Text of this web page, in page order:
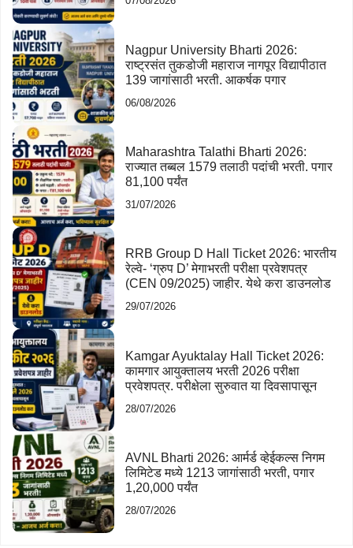
Nagpur University Bharti 2026:
राष्ट्रसंत तुकडोजी महाराज नागपूर विद्यापीठात
139 जागांसाठी भरती. आकर्षक पगार
06/08/2026
Maharashtra Talathi Bharti 2026:
राज्यात तब्बल 1579 तलाठी पदांची भरती. पगार
81,100 पर्यंत
31/07/2026
RRB Group D Hall Ticket 2026: भारतीय
रेल्वे- ‘ग्रुप D’ मेगाभरती परीक्षा प्रवेशपत्र
(CEN 09/2025) जाहीर. येथे करा डाउनलोड
29/07/2026
Kamgar Ayuktalay Hall Ticket 2026:
कामगार आयुक्तालय भरती 2026 परीक्षा
प्रवेशपत्र. परीक्षेला सुरुवात या दिवसापासून
28/07/2026
AVNL Bharti 2026: आर्मर्ड व्हेईकल्स निगम
लिमिटेड मध्ये 1213 जागांसाठी भरती, पगार
1,20,000 पर्यंत
28/07/2026